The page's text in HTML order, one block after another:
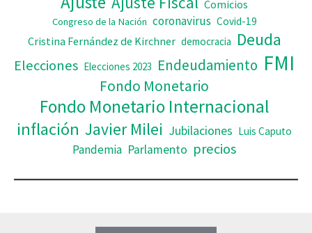
Comicios
Congreso de la Nación coronavirus Covid-19
Cristina Fernández de Kirchner democracia Deuda
Elecciones Elecciones 2023 Endeudamiento FMI
Fondo Monetario
Fondo Monetario Internacional
inflación Javier Milei Jubilaciones Luis Caputo
Pandemia Parlamento precios